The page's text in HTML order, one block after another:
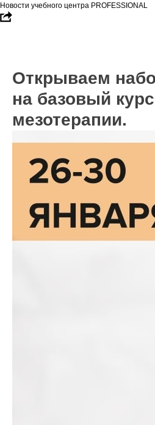
Новости учебного центра PROFESSIONAL
Открываем
на базовый
мезотерапии.